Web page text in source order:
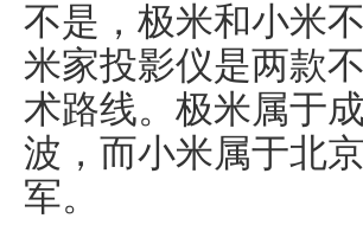
不是，极米和小米
米家投影仪是两款
术路线。极米属于
波，而小米属于北
军。